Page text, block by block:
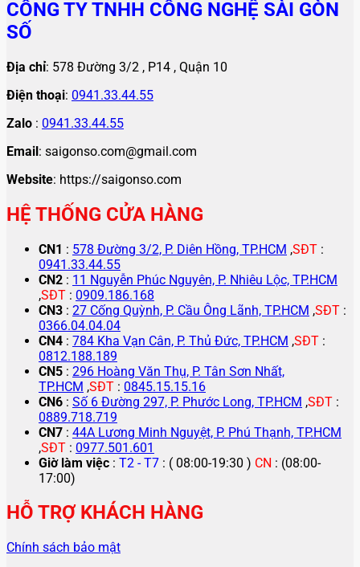
CÔNG TY TNHH CÔNG NGHỆ SÀI GÒN
SỐ
Địa chỉ: 578 Đường 3/2 , P14 , Quận 10
Điện thoại: 0941.33.44.55
Zalo : 0941.33.44.55
Email: saigonso.com@gmail.com
Website: https://saigonso.com
HỆ THỐNG CỬA HÀNG
CN1 : 578 Đường 3/2, P. Diên Hồng, TP.HCM ,SĐT :
0941.33.44.55
CN2 : 11 Nguyễn Phúc Nguyên, P. Nhiêu Lộc, TP.HCM
,SĐT : 0909.186.168
CN3 : 27 Cống Quỳnh, P. Cầu Ông Lãnh, TP.HCM ,SĐT :
0366.04.04.04
CN4 : 784 Kha Vạn Cân, P. Thủ Đức, TP.HCM ,SĐT :
0812.188.189
CN5 : 296 Hoàng Văn Thụ, P. Tân Sơn Nhất,
TP.HCM ,SĐT : 0845.15.15.16
CN6 : Số 6 Đường 297, P. Phước Long, TP.HCM ,SĐT :
0889.718.719
CN7 : 44A Lương Minh Nguyệt, P. Phú Thạnh, TP.HCM
,SĐT : 0977.501.601
Giờ làm việc : T2 - T7 : ( 08:00-19:30 ) CN : (08:00-
17:00)
HỖ TRỢ KHÁCH HÀNG
Chính sách bảo mật